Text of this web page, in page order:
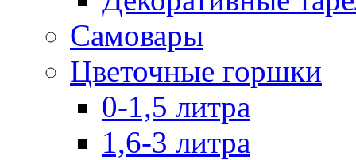
Самовары
Цветочные горшки
0-1,5 литра
1,6-3 литра